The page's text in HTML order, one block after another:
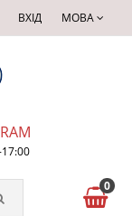
МОВА
ВХІД
0